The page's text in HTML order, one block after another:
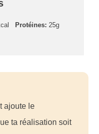
Protéines: 25g
ajoute le
ta réalisation soit